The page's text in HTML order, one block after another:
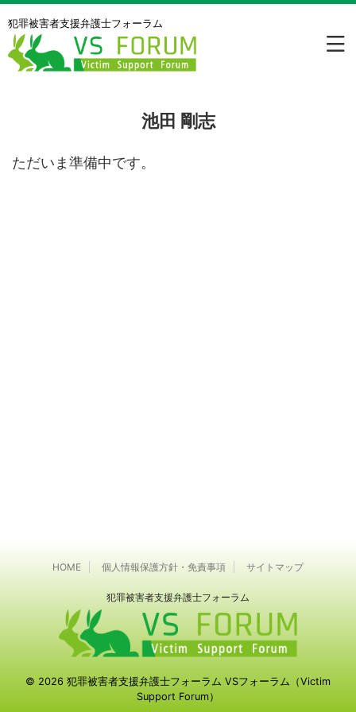
犯罪被害者⽀援弁護⼠フォーラム
池田 剛志
ただいま準備中です。
HOME 個人情報保護方針・免責事項 サイトマップ
犯罪被害者⽀援弁護⼠フォーラム
© 2026 犯罪被害者⽀援弁護⼠フォーラム VSフォーラム（Victim
Support Forum）